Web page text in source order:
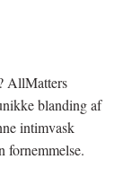
AllMatters
blanding af
intimvask
fornemmelse.